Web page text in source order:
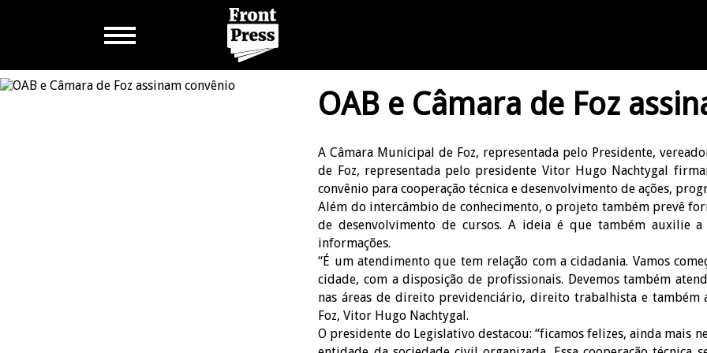
OAB e Câmara de Foz
A Câmara Municipal de Foz, representada pelo Presidente,
de Foz, representada pelo presidente Vitor Hugo Nachtygal
convênio para cooperação técnica e desenvolvimento de ações,
Além do intercâmbio de conhecimento, o projeto também prevê
de desenvolvimento de cursos. A ideia é que também auxilie
informações.
“É um atendimento que tem relação com a cidadania. Vamos
cidade, com a disposição de profissionais. Devemos também
nas áreas de direito previdenciário, direito trabalhista e também
Foz, Vitor Hugo Nachtygal.
O presidente do Legislativo destacou: “ficamos felizes, ainda mais